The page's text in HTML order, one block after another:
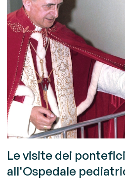
Le visite dei pontefici
all'Ospedale